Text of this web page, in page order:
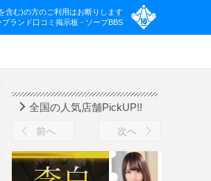
含む)の方のご利用はお断りします
ランド口コミ掲示板 - ソープBBS
全国の人気店舗PickUP!!
前へ 次へ